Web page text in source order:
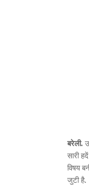
बरेली.
सारी
विषय
जुटी है.